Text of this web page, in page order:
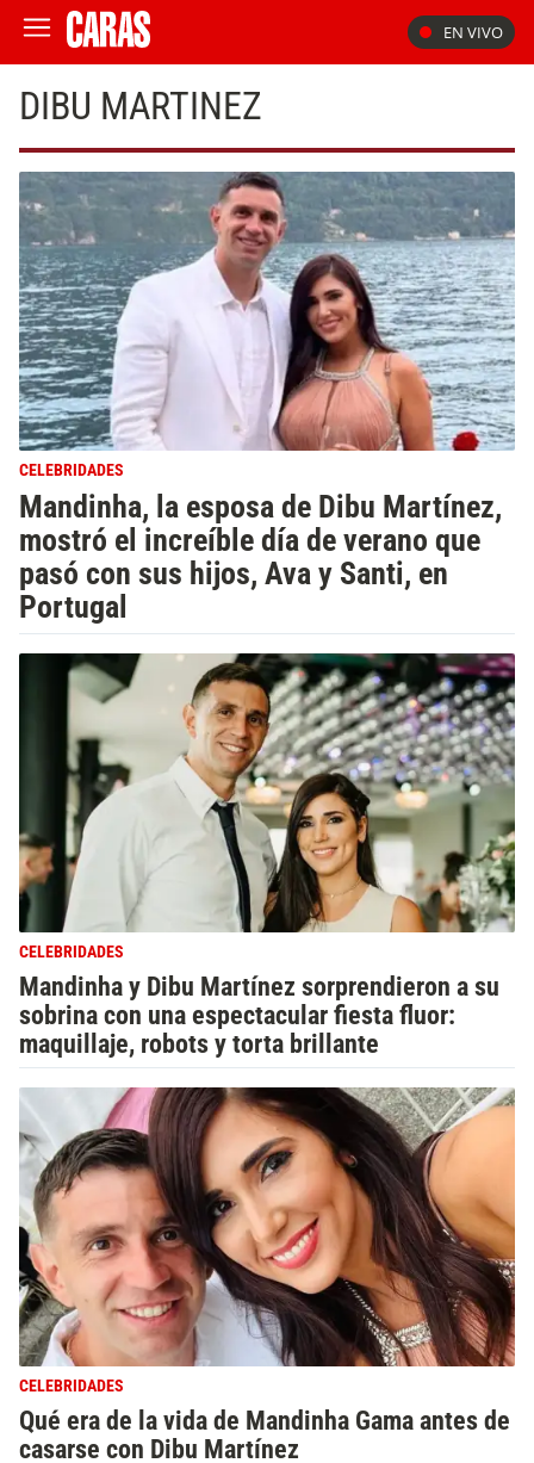
EN VIVO
DIBU MARTINEZ
CELEBRIDADES
Mandinha, la esposa de Dibu Martínez,
mostró el increíble día de verano que
pasó con sus hijos, Ava y Santi, en
Portugal
CELEBRIDADES
Mandinha y Dibu Martínez sorprendieron a su
sobrina con una espectacular fiesta fluor:
maquillaje, robots y torta brillante
CELEBRIDADES
Qué era de la vida de Mandinha Gama antes de
casarse con Dibu Martínez